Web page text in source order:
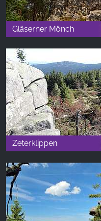
Gläserner Mönch
Zeterklippen